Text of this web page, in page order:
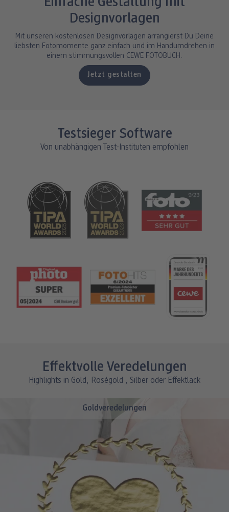
Einfache Gestaltung mit
Designvorlagen
Mit unseren kostenlosen Designvorlagen arrangierst Du Deine
liebsten Fotomomente ganz einfach und im Handumdrehen in
einem stimmungsvollen CEWE FOTOBUCH.
Jetzt gestalten
Testsieger Software
Von unabhängigen Test-Instituten empfohlen
Effektvolle Veredelungen
Highlights in Gold, Roségold , Silber oder Effektlack